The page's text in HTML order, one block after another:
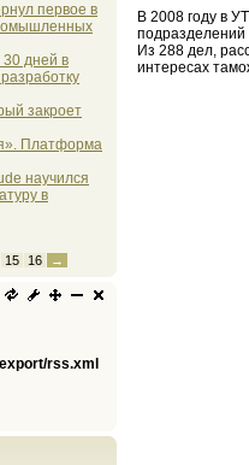
первое в
дней в
закроет
Платформа
научился
в
15 16 →
rss.xml
В 2008 году в
подразделений
Из 288 дел,
интересах